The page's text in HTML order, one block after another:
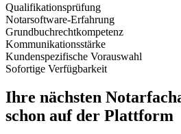
Qualifikationsprüfung
Notarsoftware-Erfahrung
Grundbuchrechtkompetenz
Kommunikationsstärke
Kundenspezifische Vorauswahl
Sofortige Verfügbarkeit
Ihre nächsten
schon auf der Plattform